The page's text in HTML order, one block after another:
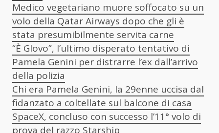
Medico vegetariano muore soffocato su un
volo della Qatar Airways dopo che gli è
stata presumibilmente servita carne
“È Glovo”, l’ultimo disperato tentativo di
Pamela Genini per distrarre l’ex dall’arrivo
della polizia
Chi era Pamela Genini, la 29enne uccisa dal
fidanzato a coltellate sul balcone di casa
SpaceX, concluso con successo l’11° volo di
prova del razzo Starship